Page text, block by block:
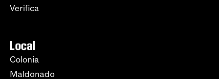
Verifica
Local
Colonia
Maldonado